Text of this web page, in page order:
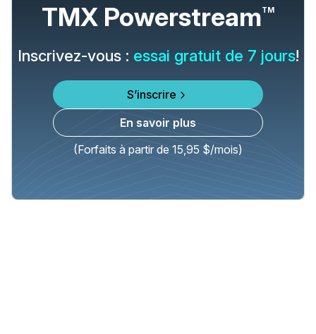
TMX PowerstreamTM
Inscrivez-vous : essai gratuit de 7 jours!
S’inscrire
En savoir plus
(Forfaits à partir de 15,95 $/mois)